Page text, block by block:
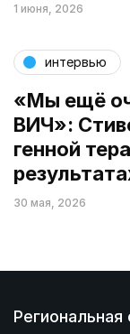
1 июня, 2026
интервью
«Мы ещё
ВИЧ»:
генной
30 мая, 2026